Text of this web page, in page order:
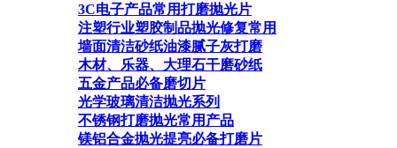
3C电子产品常用打磨抛光片
注塑行业塑胶制品抛光修复常用
墙面清洁砂纸油漆腻子灰打磨
木材、乐器、大理石干磨砂纸
五金产品必备磨切片
光学玻璃清洁抛光系列
不锈钢打磨抛光常用产品
镁铝合金抛光提亮必备打磨片